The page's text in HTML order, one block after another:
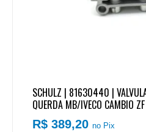
SCHULZ | 81630440 |
QUERDA MB/IVECO CAMBIO
R$ 389,20no Pix